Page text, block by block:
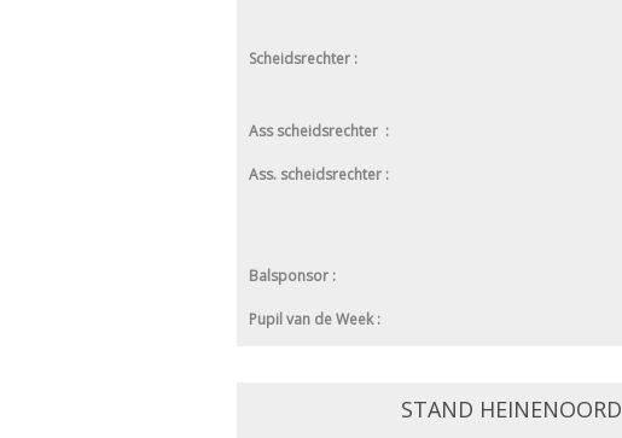
Scheidsrechter :
Ass scheidsrechter :
Ass. scheidsrechter :
Balsponsor :
Pupil van de Week :
STAND HEINENOORD